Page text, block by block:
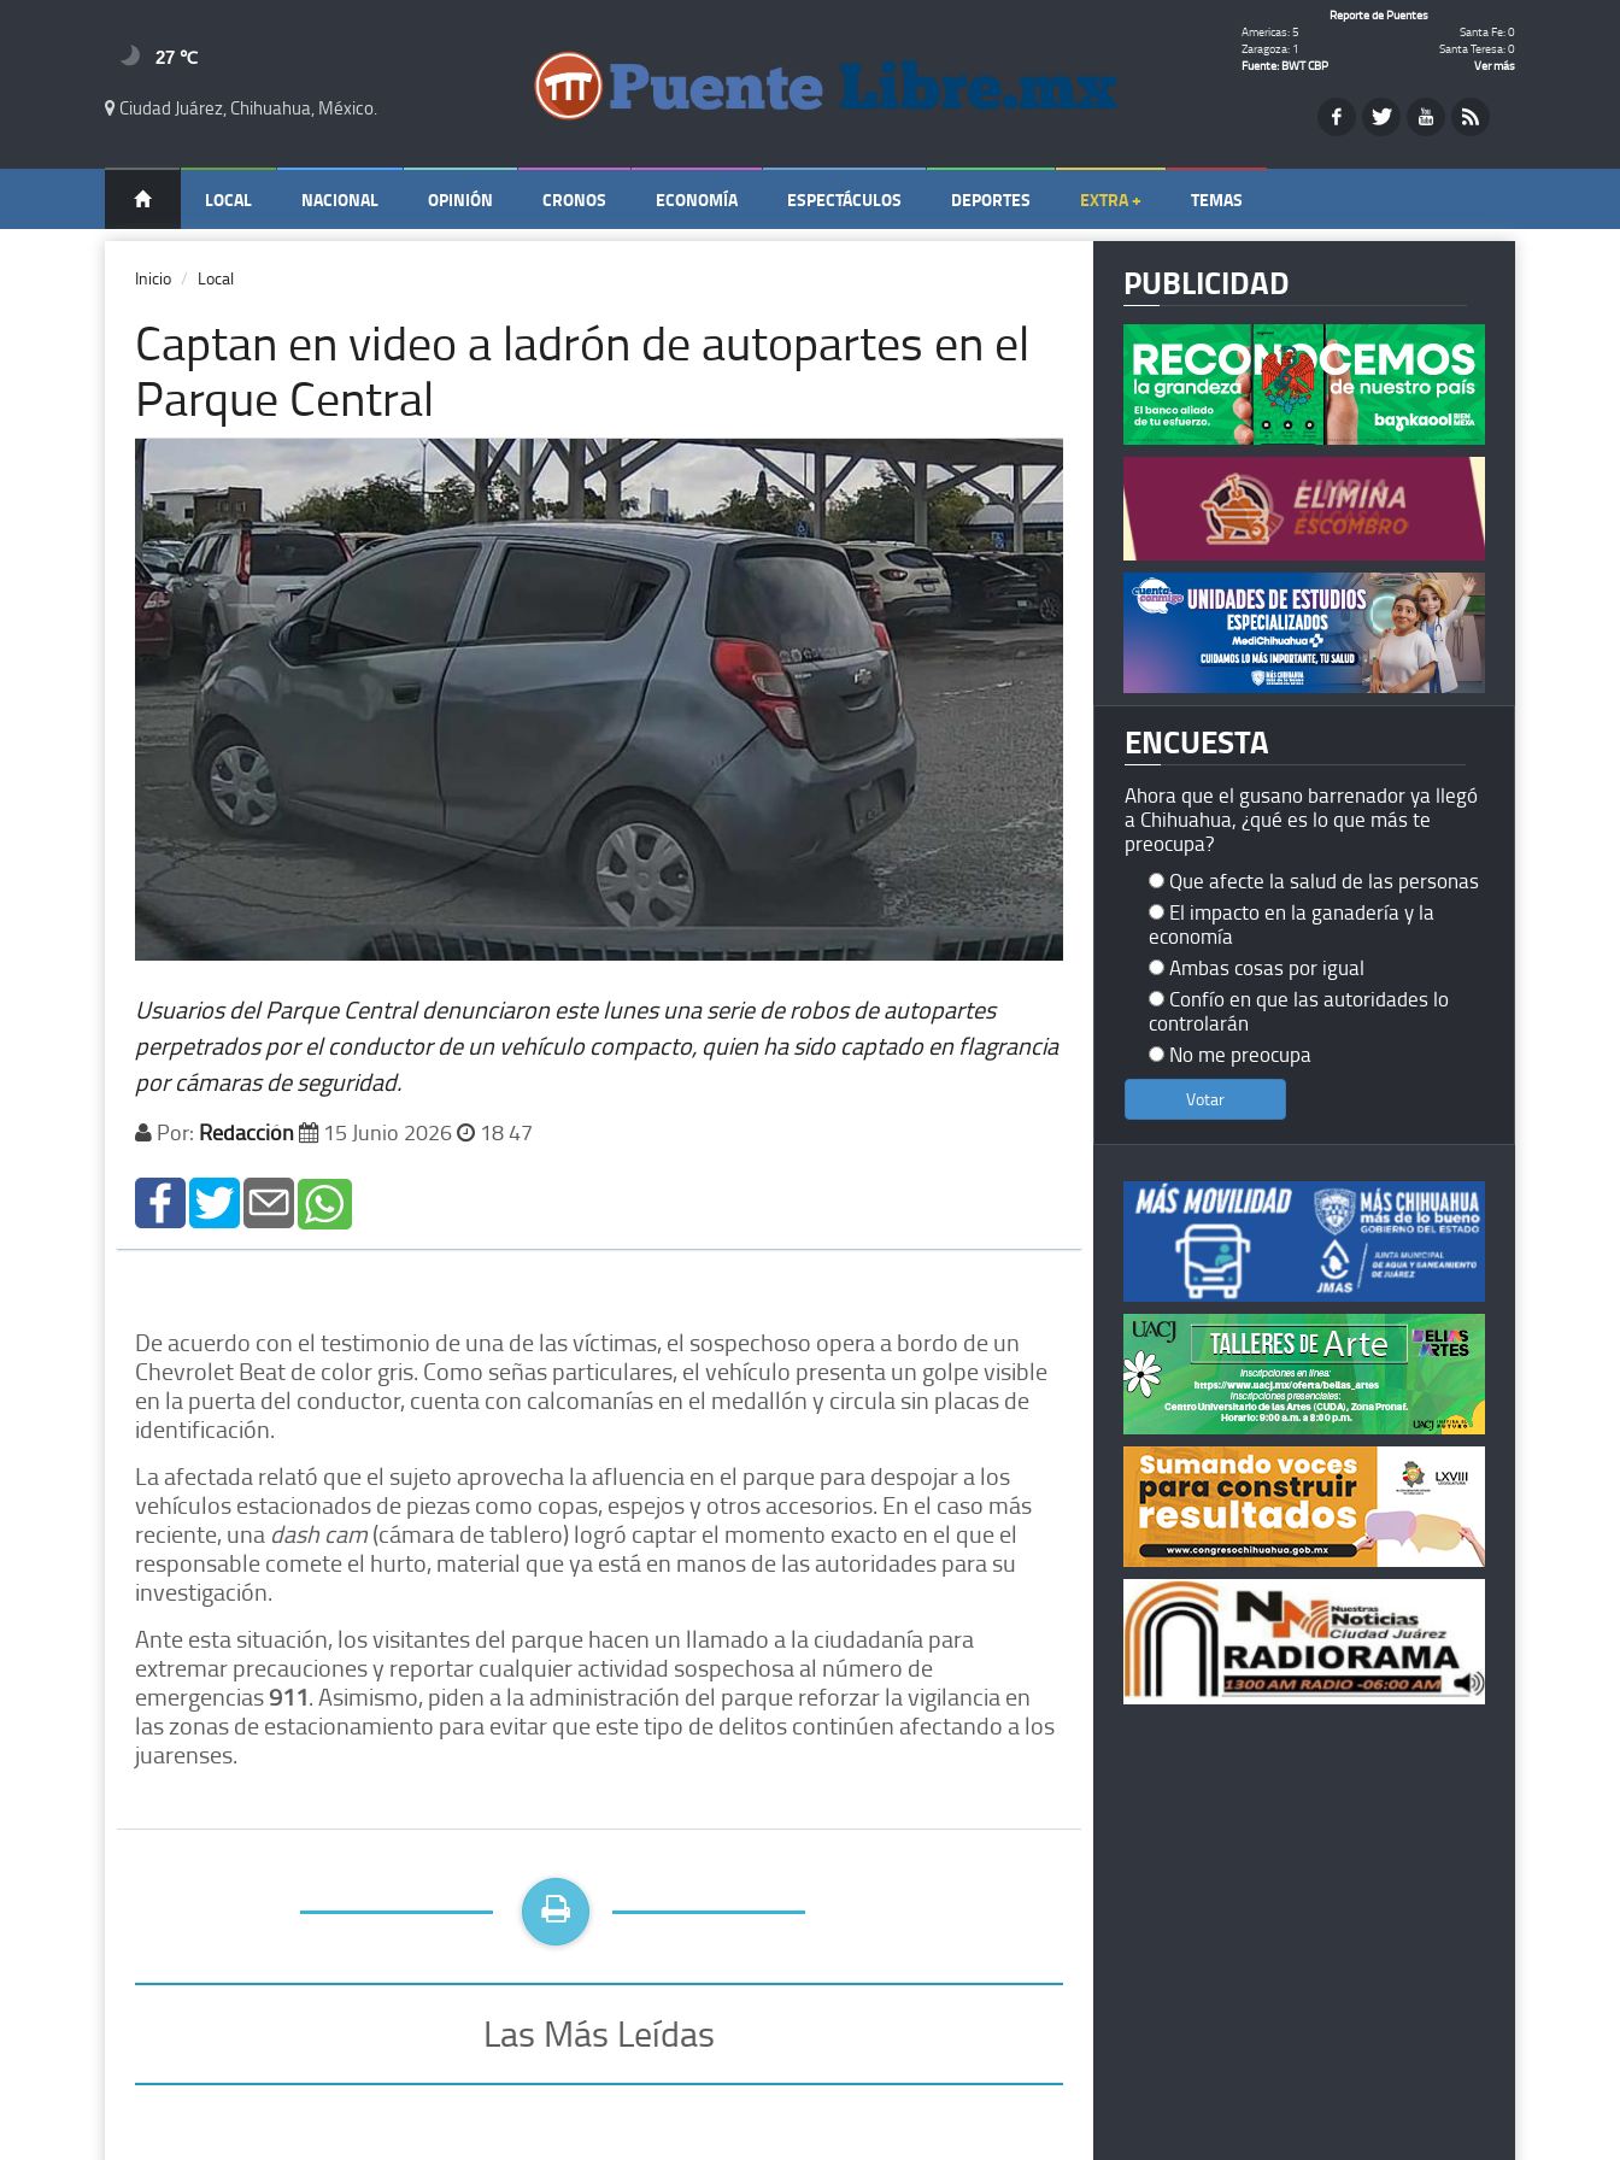
27 ℃
Ciudad Juárez, Chihuahua, México.
Reporte de Puentes
Americas: 5
Santa Fe: 0
Zaragoza: 1
Santa Teresa: 0
Fuente: BWT CBP
Ver más
LOCAL NACIONAL OPINIÓN CRONOS ECONOMÍA ESPECTÁCULOS DEPORTES EXTRA + TEMAS
Inicio Local
Captan en video a ladrón de autopartes en el
Parque Central
Usuarios del Parque Central denunciaron este lunes una serie de robos de autopartes
perpetrados por el conductor de un vehículo compacto, quien ha sido captado en flagrancia
por cámaras de seguridad.
Por: Redacción 15 Junio 2026 18 47
De acuerdo con el testimonio de una de las víctimas, el sospechoso opera a bordo de un
Chevrolet Beat de color gris. Como señas particulares, el vehículo presenta un golpe visible
en la puerta del conductor, cuenta con calcomanías en el medallón y circula sin placas de
identificación.
La afectada relató que el sujeto aprovecha la afluencia en el parque para despojar a los
vehículos estacionados de piezas como copas, espejos y otros accesorios. En el caso más
reciente, una dash cam(cámara de tablero) logró captar el momento exacto en el que el
responsable comete el hurto, material que ya está en manos de las autoridades para su
investigación.
Ante esta situación, los visitantes del parque hacen un llamado a la ciudadanía para
extremar precauciones y reportar cualquier actividad sospechosa al número de
emergencias911. Asimismo, piden a la administración del parque reforzar la vigilancia en
las zonas de estacionamiento para evitar que este tipo de delitos continúen afectando a los
juarenses.
Las Más Leídas
PUBLICIDAD
ENCUESTA
Ahora que el gusano barrenador ya llegó
a Chihuahua, ¿qué es lo que más te
preocupa?
Que afecte la salud de las personas
El impacto en la ganadería y la
economía
Ambas cosas por igual
Confío en que las autoridades lo
controlarán
No me preocupa